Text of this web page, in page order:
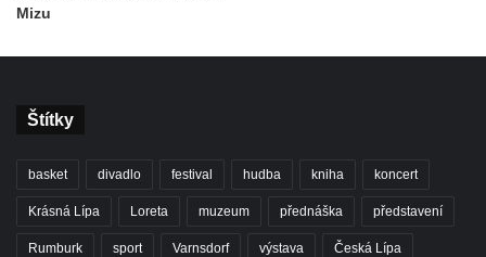
Mizu
Štítky
basket divadlo festival hudba kniha koncert
Krásná Lípa Loreta muzeum přednáška představení
Rumburk sport Varnsdorf výstava Česká Lípa